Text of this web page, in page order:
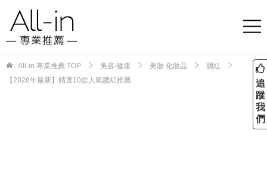
All-in 專業推薦 TOP 美容‧健康 美妝‧化妝品
腮紅
【2026年最新】精選10款人氣腮紅推薦
追
蹤
我
們